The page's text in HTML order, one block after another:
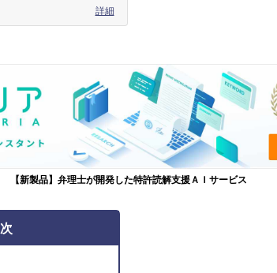
詳細
【新製品】弁理士が開発した特許読解支援ＡＩサービス